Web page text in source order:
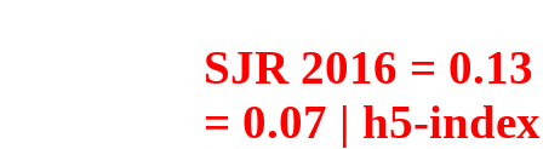
SJR 2016 =
= 0.07 | h5-